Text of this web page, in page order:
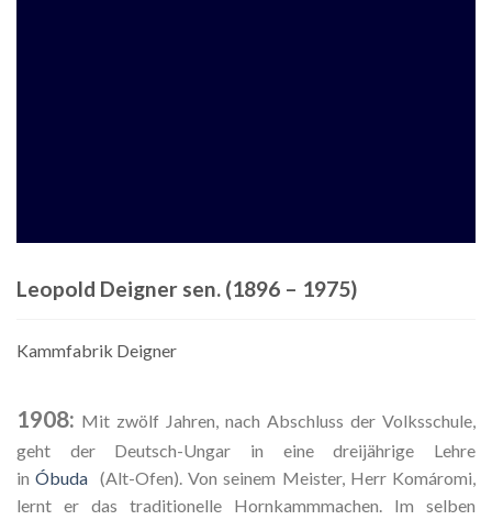
Leopold Deigner sen. (1896 – 1975)
Kammfabrik Deigner
1908: Mit zwölf Jahren, nach Abschluss der Volksschule,
geht der Deutsch-Ungar in eine dreijährige Lehre
inÓbuda (Alt-Ofen). Von seinem Meister, Herr Komáromi,
lernt er das traditionelle Hornkammmachen. Im selben